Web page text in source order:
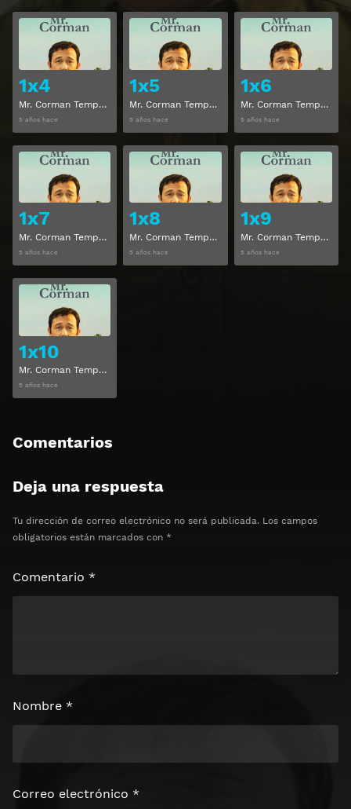
1x4
Mr. Corman Temporada 1 Capitulo 4
5 años hace
Ver
1x5
Mr. Corman Temporada 1 Capitulo 5
5 años hace
Ver
1x6
Mr. Corman Temporada 1 Capitulo 6
5 años hace
1x7
Mr. Corman Temporada 1 Capitulo 7
5 años hace
Ver
1x8
Mr. Corman Temporada 1 Capitulo 8
5 años hace
Ver
1x9
Mr. Corman Temporada 1 Capitulo 9
5 años hace
1x10
Mr. Corman Temporada 1 Capitulo 10
5 años hace
Comentarios
Deja una respuesta
Tu dirección de correo electrónico no será publicada. Los campos
obligatorios están marcados con *
Comentario *
Nombre *
Correo electrónico *